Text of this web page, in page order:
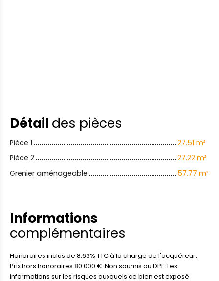
Détail des pièces
Pièce 1
27.51 m²
Pièce 2
27.22 m²
Grenier aménageable
57.77 m²
Informations
complémentaires
Honoraires inclus de 8.63% TTC à la charge de l'acquéreur.
Prix hors honoraires 80 000 €. Non soumis au DPE. Les
informations sur les risques auxquels ce bien est exposé